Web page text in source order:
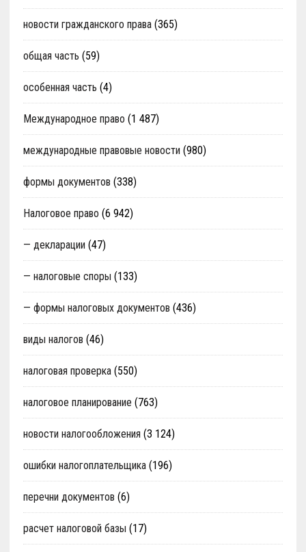
новости гражданского права(365)
общая часть (59)
особенная часть (4)
Международное право (1 487)
международные правовые новости (980)
формы документов (338)
Налоговое право (6 942)
— декларации (47)
— налоговые споры (133)
— формы налоговых документов (436)
виды налогов (46)
налоговая проверка(550)
налоговое планирование (763)
новости налогообложения (3 124)
ошибки налогоплательщика(196)
перечни документов (6)
расчет налоговой базы (17)